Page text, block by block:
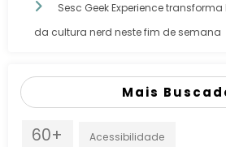
Sesc Geek Experience
da cultura nerd neste fim de semana
Mais
60+ Acessibilidade